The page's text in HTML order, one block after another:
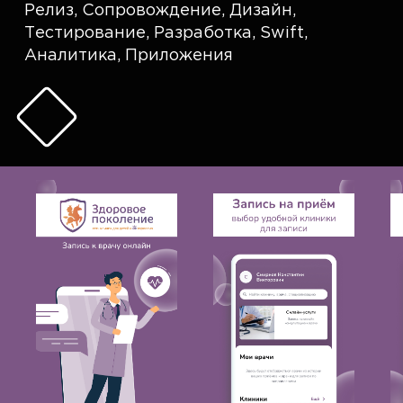
Релиз, Сопровождение, Дизайн,
Тестирование, Разработка, Swift,
Аналитика, Приложения